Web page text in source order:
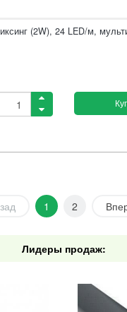
(2W), 24 LED/м,
1 2
Лидеры продаж: